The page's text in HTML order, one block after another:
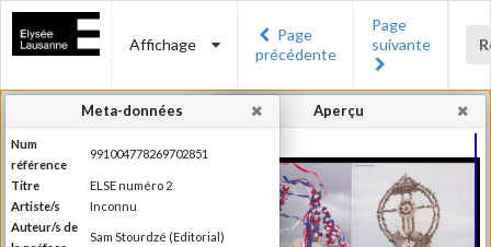
Affichage
Page
précédente
Page
suivante
Aperçu
Meta-données
Num
référence
991004778269702851
Titre
ELSE numéro 2
Artiste/s
Inconnu
Auteur/s de
Sam Stourdzé (Editorial)